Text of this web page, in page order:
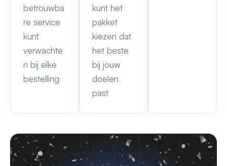
betrouwba
re service
kunt
verwachte
n bij elke
bestelling
kunt het
pakket
kiezen dat
het beste
bij jouw
doelen
past